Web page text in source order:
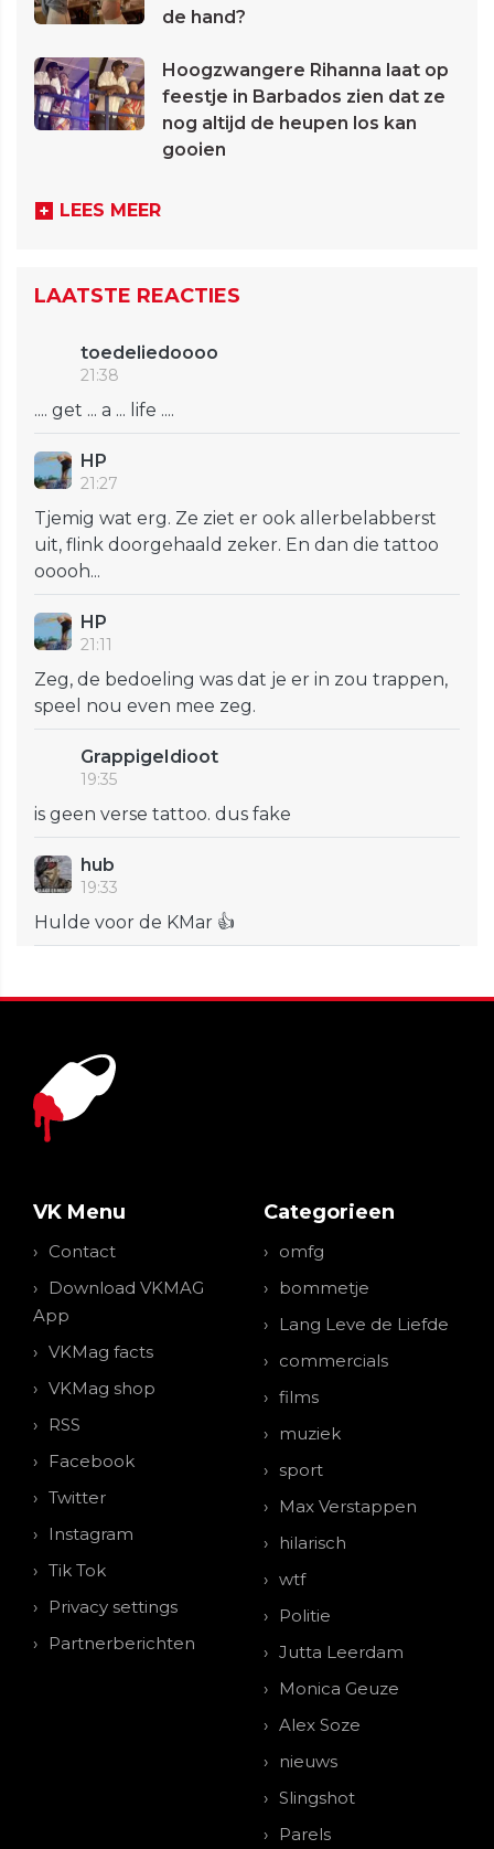
de hand?
Hoogzwangere Rihanna laat op
feestje in Barbados zien dat ze
nog altijd de heupen los kan
gooien
LEES MEER
LAATSTE REACTIES
toedeliedoooo
21:38
.... get ... a ... life ....
HP
21:27
Tjemig wat erg. Ze ziet er ook allerbelabberst
uit, flink doorgehaald zeker. En dan die tattoo
ooooh...
HP
21:11
Zeg, de bedoeling was dat je er in zou trappen,
speel nou even mee zeg.
GrappigeIdioot
19:35
is geen verse tattoo. dus fake
hub
19:33
Hulde voor de KMar 👍
VK Menu
Contact
Download VKMAG
App
VKMag facts
VKMag shop
RSS
Facebook
Twitter
Instagram
Tik Tok
Privacy settings
Partnerberichten
Categorieen
omfg
bommetje
Lang Leve de Liefde
commercials
films
muziek
sport
Max Verstappen
hilarisch
wtf
Politie
Jutta Leerdam
Monica Geuze
Alex Soze
nieuws
Slingshot
Parels